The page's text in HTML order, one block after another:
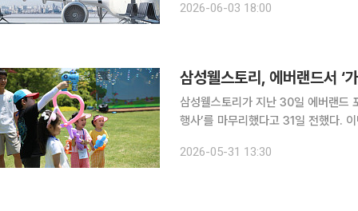
다. 관광 소비가 서울과 제주 등 일부
2026-06-03 18:00
삼성웰스토리, 에버랜드서 ‘
삼성웰스토리가 지난 30일 에버랜드
행사’를 마무리했다고 31일 전했다.
요가 등 자연 속 체험을 즐기며 재충
2026-05-31 13:30